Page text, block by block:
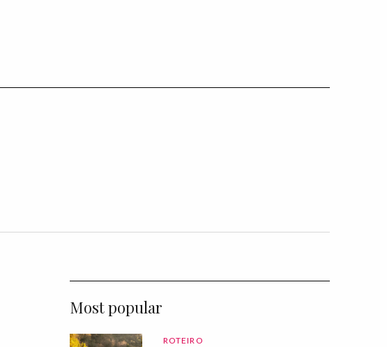
Most popular
ROTEIRO